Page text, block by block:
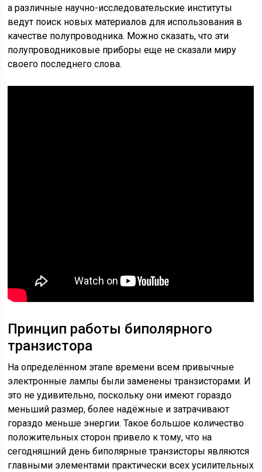
а различные научно-исследовательские институты
ведут поиск новых материалов для использования в
качестве полупроводника. Можно сказать, что эти
полупроводниковые приборы еще не сказали миру
своего последнего слова.
Принцип работы биполярного
транзистора
На определённом этапе времени всем привычные
электронные лампы были заменены транзисторами. И
это не удивительно, поскольку они имеют гораздо
меньший размер, более надёжные и затрачивают
гораздо меньше энергии. Такое большое количество
положительных сторон привело к тому, что на
сегодняшний день биполярные транзисторы являются
главными элементами практически всех усилительных